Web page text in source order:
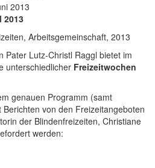
2013
2013
Arbeitsgemeinschaft, 2013
Pater Lutz-Christl Raggl bietet im
unterschiedlicher Freizeitwochen
genauen Programm (samt
von den Freizeitangeboten
der Blindenfreizeiten, Christiane
werden: